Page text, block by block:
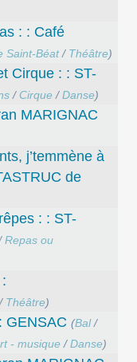
: : Café
Saint-Béat/ Théâtre)
Cirque : : ST-
/ Cirque/Danse)
MARIGNAC
j’temmène à
de
: : ST-
Repas ou
Théâtre)
GENSAC (Bal/
- musique/Danse)